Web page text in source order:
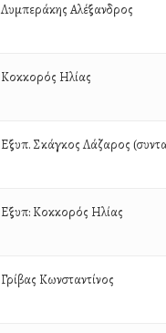
Λυμπεράκης Αλέξανδρος
Κοκκορός Ηλίας
Εξυπ. Σκάγκος Λάζαρος
Εξυπ: Κοκκορός Ηλίας
Γρίβας Κωνσταντίνος